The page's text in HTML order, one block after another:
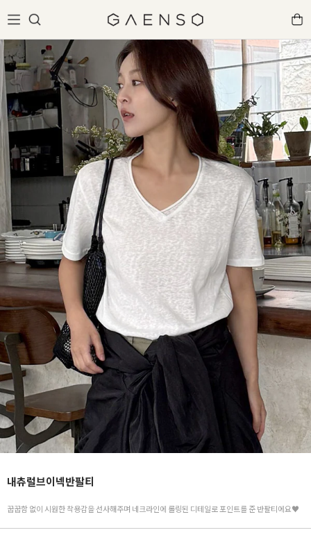
내츄럴브이넥반팔티
꿉꿉함 없이 시원한 착용감을 선사해주며 네크라인에 롤링된 디테일로 포인트를 준 반팔티에요♥